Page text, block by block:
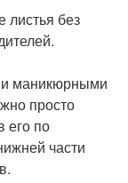
без
маникюрными
просто
его по
части